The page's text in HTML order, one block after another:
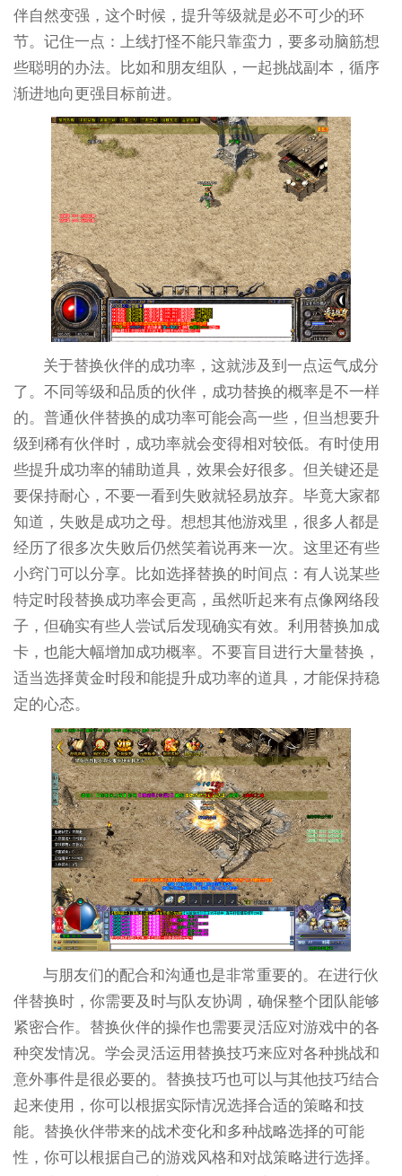
伴自然变强，这个时候，提升等级就是必不可少的环
节。记住一点：上线打怪不能只靠蛮力，要多动脑筋想
些聪明的办法。比如和朋友组队，一起挑战副本，循序
渐进地向更强目标前进。
关于替换伙伴的成功率，这就涉及到一点运气成分
了。不同等级和品质的伙伴，成功替换的概率是不一样
的。普通伙伴替换的成功率可能会高一些，但当想要升
级到稀有伙伴时，成功率就会变得相对较低。有时使用
些提升成功率的辅助道具，效果会好很多。但关键还是
要保持耐心，不要一看到失败就轻易放弃。毕竟大家都
知道，失败是成功之母。想想其他游戏里，很多人都是
经历了很多次失败后仍然笑着说再来一次。这里还有些
小窍门可以分享。比如选择替换的时间点：有人说某些
特定时段替换成功率会更高，虽然听起来有点像网络段
子，但确实有些人尝试后发现确实有效。利用替换加成
卡，也能大幅增加成功概率。不要盲目进行大量替换，
适当选择黄金时段和能提升成功率的道具，才能保持稳
定的心态。
与朋友们的配合和沟通也是非常重要的。在进行伙
伴替换时，你需要及时与队友协调，确保整个团队能够
紧密合作。替换伙伴的操作也需要灵活应对游戏中的各
种突发情况。学会灵活运用替换技巧来应对各种挑战和
意外事件是很必要的。替换技巧也可以与其他技巧结合
起来使用，你可以根据实际情况选择合适的策略和技
能。替换伙伴带来的战术变化和多种战略选择的可能
性，你可以根据自己的游戏风格和对战策略进行选择。